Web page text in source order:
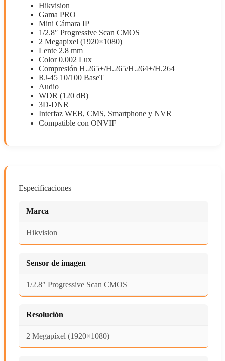
Hikvision
Gama PRO
Mini Cámara IP
1/2.8″ Progressive Scan CMOS
2 Megapixel (1920×1080)
Lente 2.8 mm
Color 0.002 Lux
Compresión H.265+/H.265/H.264+/H.264
RJ-45 10/100 BaseT
Audio
WDR (120 dB)
3D-DNR
Interfaz WEB, CMS, Smartphone y NVR
Compatible con ONVIF
Especificaciones
Marca
Hikvision
Sensor de imagen
1/2.8″ Progressive Scan CMOS
Resolución
2 Megapíxel (1920×1080)